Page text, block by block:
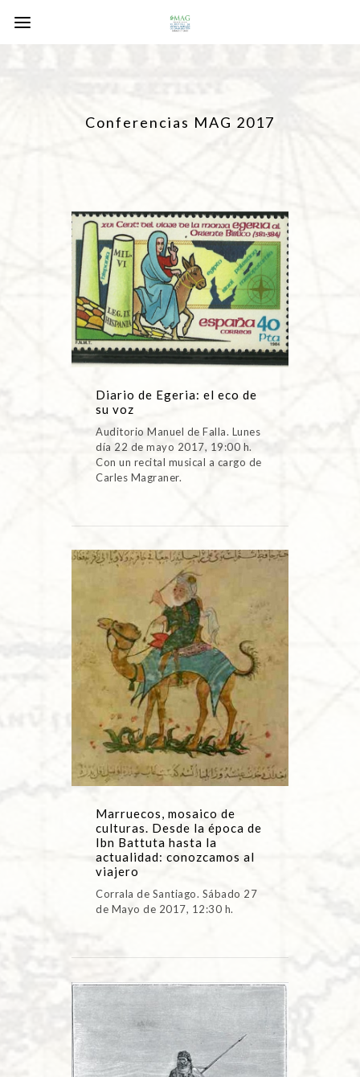
Conferencias MAG 2017
Diario de Egeria: el eco de
su voz
Auditorio Manuel de Falla. Lunes
día 22 de mayo 2017, 19:00 h.
Con un recital musical a cargo de
Carles Magraner.
Marruecos, mosaico de
culturas. Desde la época de
Ibn Battuta hasta la
actualidad: conozcamos al
viajero
Corrala de Santiago. Sábado 27
de Mayo de 2017, 12:30 h.